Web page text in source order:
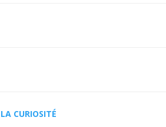
CURIOSITÉ